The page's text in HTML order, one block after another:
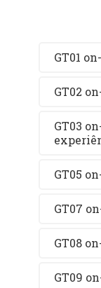
GT01
GT02
GT03
GT05
GT07
GT08
GT09